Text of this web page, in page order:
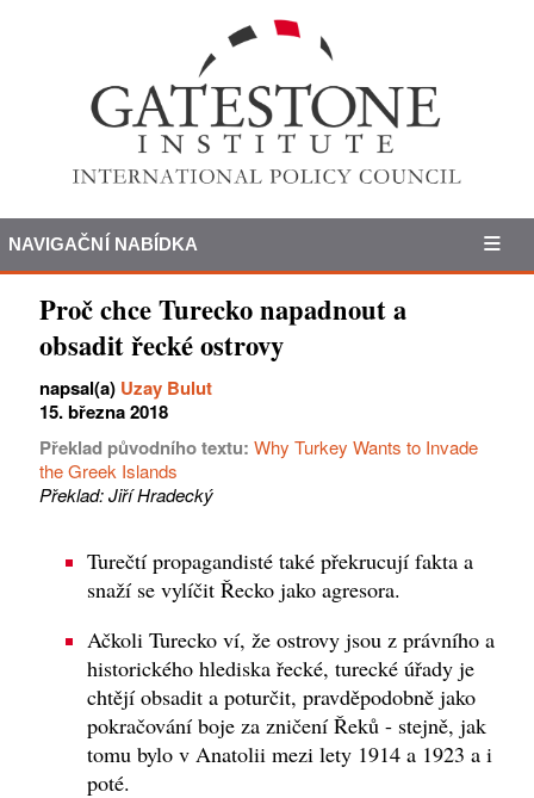
NAVIGAČNÍ NABÍDKA
Proč chce Turecko napadnout a
obsadit řecké ostrovy
napsal(a) Uzay Bulut
15. března 2018
Překlad původního textu: Why Turkey Wants to Invade
the Greek Islands
Překlad: Jiří Hradecký
Turečtí propagandisté ​​také překrucují fakta a
snaží se vylíčit Řecko jako agresora.
Ačkoli Turecko ví, že ostrovy jsou z právního a
historického hlediska řecké, turecké úřady je
chtějí obsadit a poturčit, pravděpodobně jako
pokračování boje za zničení Řeků - stejně, jak
tomu bylo v Anatolii mezi lety 1914 a 1923 a i
poté.